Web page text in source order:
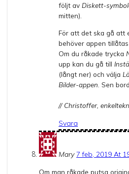
följt av Diskett-
mitten).
För att det ska gå att
behöver appen
Om du råkade trycka
upp kan du gå till
(långt ner) och välja
Bilder-appen . Sen
// Christoffer,
Svara
Mary 7 feb, 2019 At
Om man råkade putsa